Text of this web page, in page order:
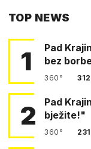
TOP NEWS
1
Pad
bez
360°
2
Pad
bježite!"
360°